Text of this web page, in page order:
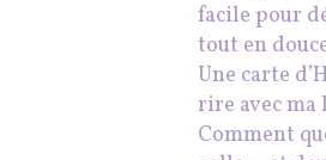
facile pour
tout en
Une carte
rire avec ma
Comment